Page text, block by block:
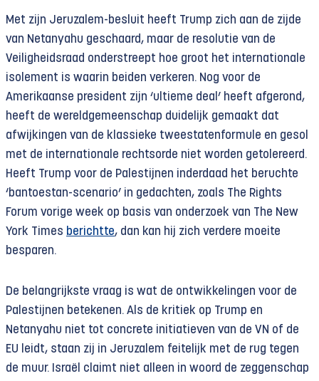
Met zijn Jeruzalem-besluit heeft Trump zich aan de zijde
van Netanyahu geschaard, maar de resolutie van de
Veiligheidsraad onderstreept hoe groot het internationale
isolement is waarin beiden verkeren. Nog voor de
Amerikaanse president zijn ‘ultieme deal’ heeft afgerond,
heeft de wereldgemeenschap duidelijk gemaakt dat
afwijkingen van de klassieke tweestatenformule en gesol
met de internationale rechtsorde niet worden getolereerd.
Heeft Trump voor de Palestijnen inderdaad het beruchte
‘bantoestan-scenario’ in gedachten, zoals The Rights
Forum vorige week op basis van onderzoek van The New
York Times berichtte, dan kan hij zich verdere moeite
besparen.
De belangrijkste vraag is wat de ontwikkelingen voor de
Palestijnen betekenen. Als de kritiek op Trump en
Netanyahu niet tot concrete initiatieven van de VN of de
EU leidt, staan zij in Jeruzalem feitelijk met de rug tegen
de muur. Israël claimt niet alleen in woord de zeggenschap